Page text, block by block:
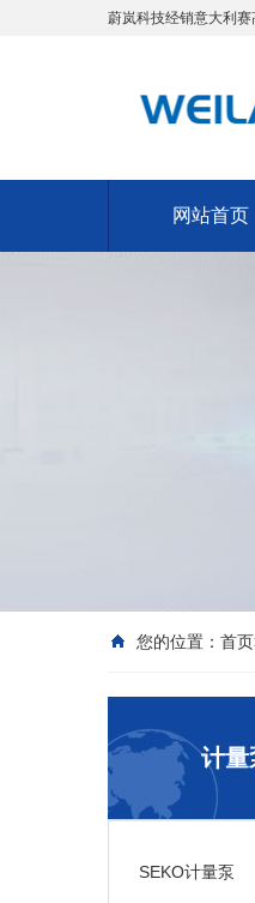
蔚岚科技经销意大利
网站首页
您的位置： 首页
计量
SEKO计量泵